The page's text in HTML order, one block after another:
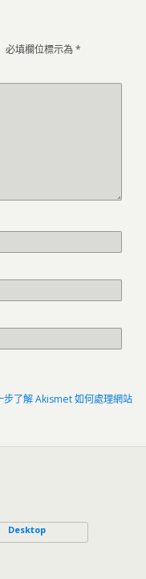
必填欄位標示為*
步了解 Akismet 如何處理網站
Desktop